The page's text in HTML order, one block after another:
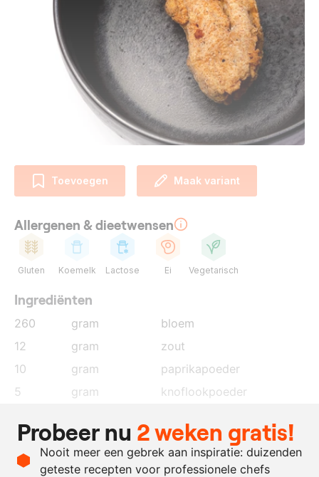
Toevoegen Maak variant
Allergenen & dieetwensen
Gluten Koemelk Lactose Ei Vegetarisch
Ingrediënten
260 gram
bloem
12
gram
zout
10
gram
paprikapoeder
5
gram
knoflookpoeder
eieren
260
gram
melk
Probeer nu 2 weken gratis!
Nooit meer een gebrek aan inspiratie: duizenden
geteste recepten voor professionele chefs